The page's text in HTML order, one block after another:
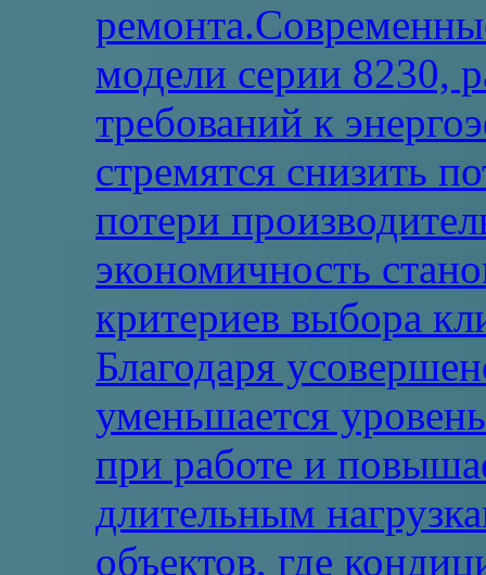
модели серии 8230,
требований к
стремятся снизить
потери
экономичность
критериев выбора
Благодаря
уменьшается
при работе и
длительным
объектов, где